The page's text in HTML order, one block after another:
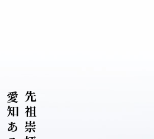
先
祖
崇
愛
知
あ